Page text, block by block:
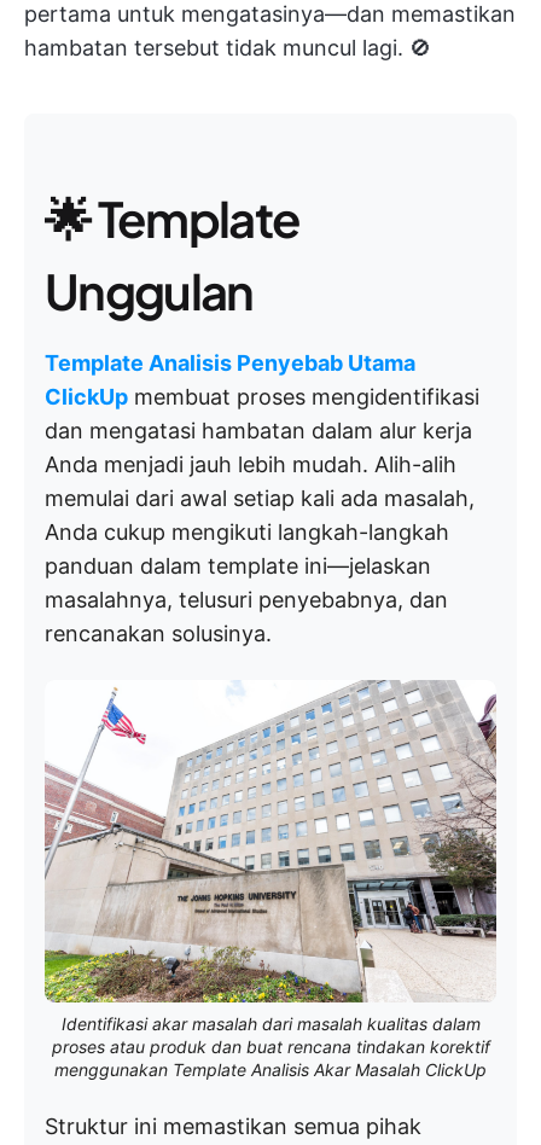
pertama untuk mengatasinya—dan memastikan
hambatan tersebut tidak muncul lagi. 🚫
🌟 Template
Unggulan
Template Analisis Penyebab Utama
ClickUp membuat proses mengidentifikasi
dan mengatasi hambatan dalam alur kerja
Anda menjadi jauh lebih mudah. Alih-alih
memulai dari awal setiap kali ada masalah,
Anda cukup mengikuti langkah-langkah
panduan dalam template ini—jelaskan
masalahnya, telusuri penyebabnya, dan
rencanakan solusinya.
Identifikasi akar masalah dari masalah kualitas dalam
proses atau produk dan buat rencana tindakan korektif
menggunakan Template Analisis Akar Masalah ClickUp
Struktur ini memastikan semua pihak